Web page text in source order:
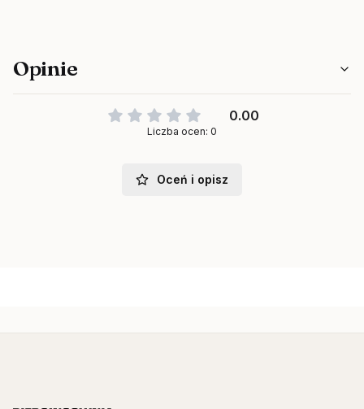
Opinie
0.00
Liczba ocen: 0
Oceń i opisz